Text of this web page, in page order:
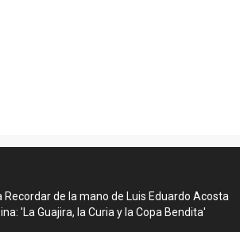
Recordar de la mano de Luis Eduardo Acosta
'La Guajira, la Curia y la Copa Bendita'